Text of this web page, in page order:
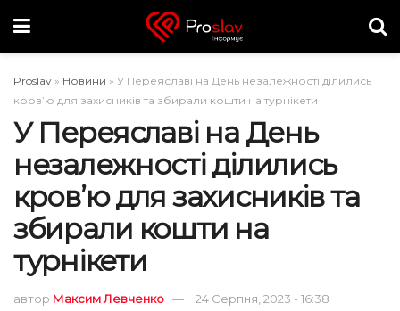
Proslav » Новини » У Переяславі на День незалежності ділились
кров’ю для захисників та збирали кошти на турнікети
У Переяславі на День
незалежності ділились
кров’ю для захисників та
збирали кошти на
турнікети
автор Максим Левченко 24 Серпня, 2023 - 16:38